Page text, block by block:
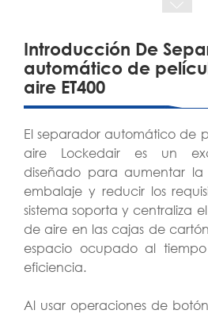
Introducción De
automático de
aire ET400
El separador automático de
aire Lockedair es un
diseñado para aumentar
embalaje y reducir los
sistema soporta y centraliza
de aire en las cajas de
espacio ocupado al
eficiencia.
Al usar operaciones de